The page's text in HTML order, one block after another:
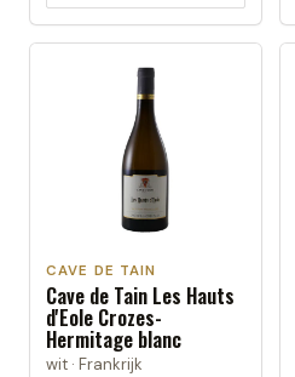
CAVE DE TAIN
Cave de Tain Les Hauts
d'Eole Crozes-
Hermitage blanc
wit · Frankrijk